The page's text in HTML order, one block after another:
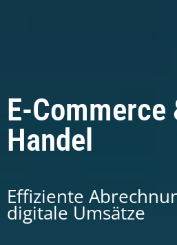
E-Commerce
Handel
Effiziente
digitale Umsätze